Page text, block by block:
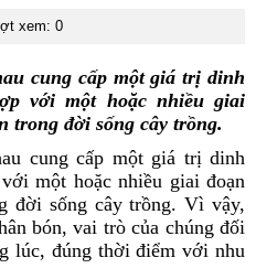
xem: 0
cung cấp một giá trị dinh
với một hoặc nhiều giai
trong đời sống cây trồng.
cung cấp một giá trị dinh
một hoặc nhiều giai đoạn
đời sống cây trồng. Vì vậy,
bón, vai trò của chúng đối
lúc, đúng thời điểm với nhu